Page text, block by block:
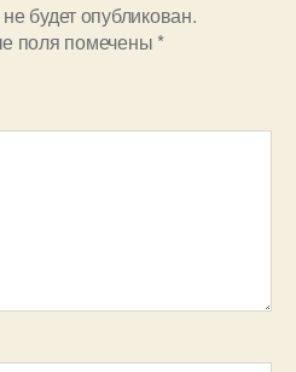
будет опубликован.
поля помечены *